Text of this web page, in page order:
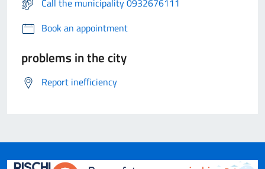
Call the municipality 0932676111
Book an appointment
problems in the city
Report inefficiency